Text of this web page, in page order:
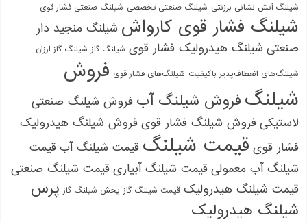
شیلنگ آتش نشانی برزنتی شیلنگ صنعتی تخصصی شیلنگ صنعتی فشار قوی
شیلنگ فشار قوی کارواش شیلنگ منجید دار
صنعتی شیلنگ هیدرولیک فشار قوی شیلنگ گاز شیلنگ گاز ارزان
شیلنگ‌های انعطاف‌پذیر باکیفیت شیلنگ‌های فشار قوی فروش
شیلنگ فروش شیلنگ آب فروش شیلنگ صنعتی
لاستیکی فروش شیلنگ فشار قوی فروش شیلنگ هیدرولیک
فشار قوی قیمت شیلنگ قیمت شیلنگ آب قیمت
شیلنگ آب معمولی قیمت شیلنگ آبیاری قیمت شیلنگ صنعتی
قیمت شیلنگ هیدرولیک قیمت شیلنگ گاز پخش شیلنگ گاز پرس
شیلنگ هیدرولیک